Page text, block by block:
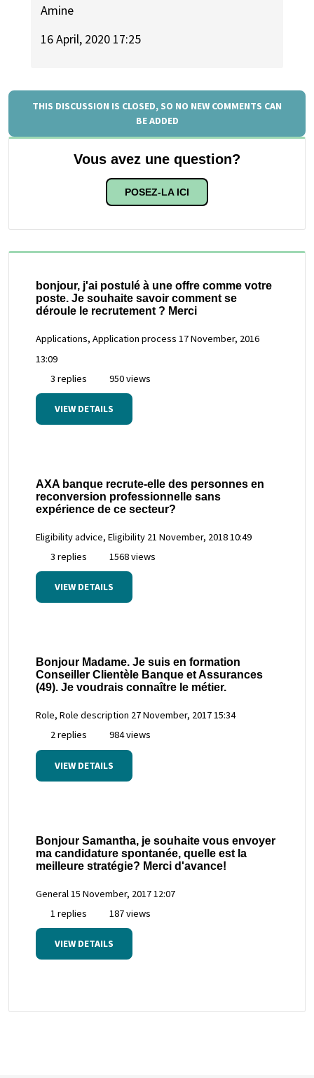
Amine
16 April, 2020 17:25
THIS DISCUSSION IS CLOSED, SO NO NEW COMMENTS CAN
BE ADDED
Vous avez une question?
POSEZ-LA ICI
bonjour, j'ai postulé à une offre comme votre
poste. Je souhaite savoir comment se
déroule le recrutement ? Merci
Applications, Application process 17 November, 2016
13:09
3 replies
950 views
VIEW DETAILS
AXA banque recrute-elle des personnes en
reconversion professionnelle sans
expérience de ce secteur?
Eligibility advice, Eligibility 21 November, 2018 10:49
3 replies
1568 views
VIEW DETAILS
Bonjour Madame. Je suis en formation
Conseiller Clientèle Banque et Assurances
(49). Je voudrais connaître le métier.
Role, Role description 27 November, 2017 15:34
2 replies
984 views
VIEW DETAILS
Bonjour Samantha, je souhaite vous envoyer
ma candidature spontanée, quelle est la
meilleure stratégie? Merci d'avance!
General 15 November, 2017 12:07
1 replies
187 views
VIEW DETAILS